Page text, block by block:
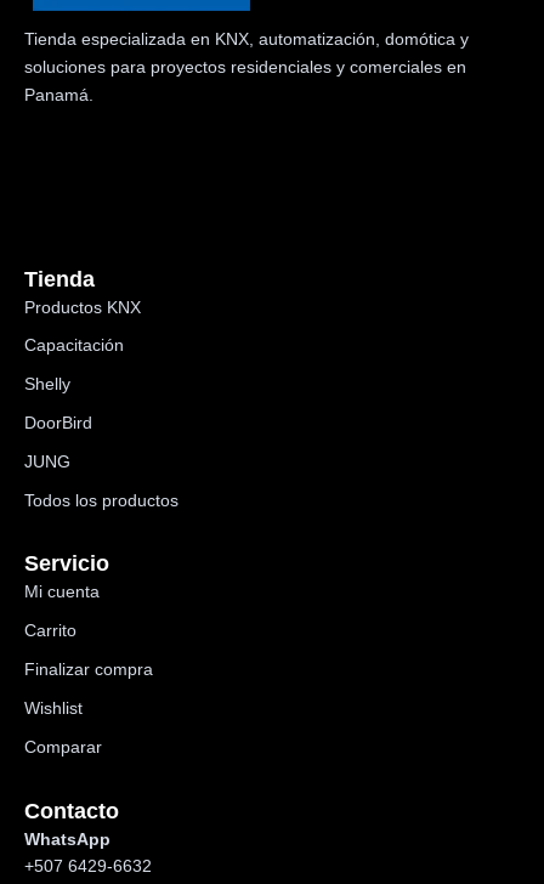
Tienda especializada en KNX, automatización, domótica y
soluciones para proyectos residenciales y comerciales en
Panamá.
Tienda
Productos KNX
Capacitación
Shelly
DoorBird
JUNG
Todos los productos
Servicio
Mi cuenta
Carrito
Finalizar compra
Wishlist
Comparar
Contacto
WhatsApp
+507 6429-6632